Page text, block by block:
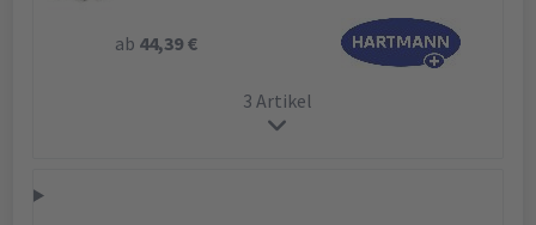
ab 44,39 €
3 Artikel